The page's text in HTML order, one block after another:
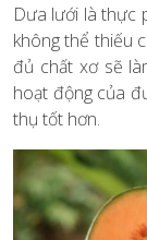
Dưa lưới là thực
không thể thiếu
đủ chất xơ sẽ
hoạt động của
thụ tốt hơn.